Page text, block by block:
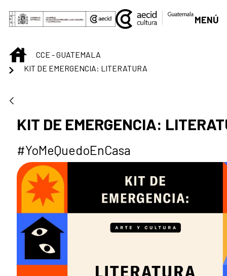
Skip to Main Content
MENÚ
INICIOCCE - GUATEMALA
KIT DE EMERGENCIA: LITERATURA
KIT DE EMERGENCIA:
#YoMeQuedoEnCasa